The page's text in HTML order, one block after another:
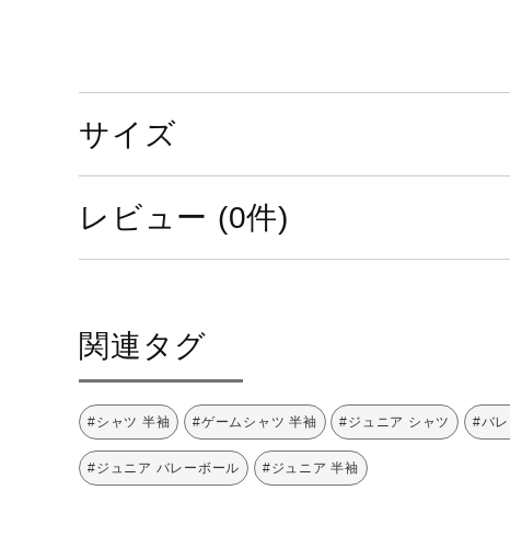
発売シーズン
サイズ
レビュー (0件)
関連タグ
#シャツ 半袖 #ゲームシャツ 半袖 #ジュニア シャツ #バ
#ジュニア バレーボール #ジュニア 半袖